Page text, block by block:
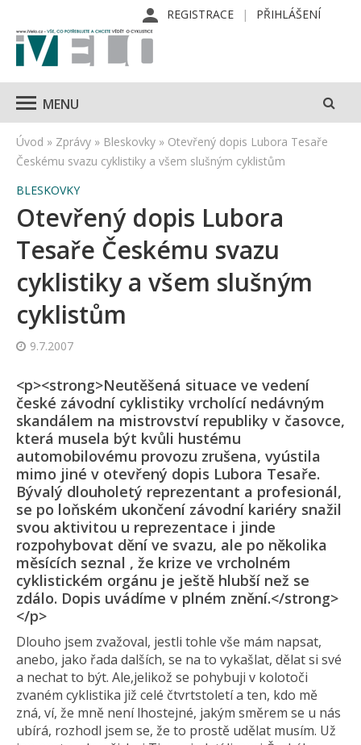
REGISTRACE PŘIHLÁŠENÍ
MENU
Úvod » Zprávy » Bleskovky » Otevřený dopis Lubora Tesaře
Českému svazu cyklistiky a všem slušným cyklistům
BLESKOVKY
Otevřený dopis Lubora
Tesaře Českému svazu
cyklistiky a všem slušným
cyklistům
9.7.2007
<p><strong>Neutěšená situace ve vedení
české závodní cyklistiky vrcholící nedávným
skandálem na mistrovství republiky v časovce,
která musela být kvůli hustému
automobilovému provozu zrušena, vyústila
mimo jiné v otevřený dopis Lubora Tesaře.
Bývalý dlouholetý reprezentant a profesionál,
se po loňském ukončení závodní kariéry snažil
svou aktivitou u reprezentace i jinde
rozpohybovat dění ve svazu, ale po několika
měsících seznal , že krize ve vrcholném
cyklistickém orgánu je ještě hlubší než se
zdálo. Dopis uvádíme v plném znění.</strong>
</p>
Dlouho jsem zvažoval, jestli tohle vše mám napsat,
anebo, jako řada dalších, se na to vykašlat, dělat si své
a nechat to být. Ale,jelikož se pohybuji v kolotoči
zvaném cyklistika již celé čtvrtstoletí a ten, kdo mě
zná, ví, že mně není lhostejné, jakým směrem se u nás
ubírá, rozhodl jsem se, že to prostě udělat musím. Už